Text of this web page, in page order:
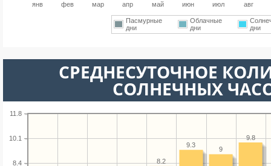
янв фев мар апр май июн июл авг
Пасмурные
дни
Облачные
дни
дни
СРЕДНЕСУТОЧНОЕ
СОЛНЕЧНЫХ
8.4
10.1
11.8
9.8
9
9.3
8.2